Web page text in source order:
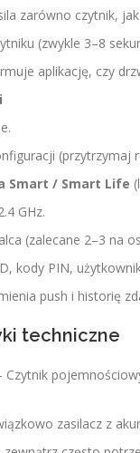
zarówno czytnik,
(zwykle 3–8
aplikację, czy
(przytrzymaj
Smart / Smart Life
GHz.
(zalecane 2–3 na
kody PIN,
push i historię
techniczne
zasilacz z